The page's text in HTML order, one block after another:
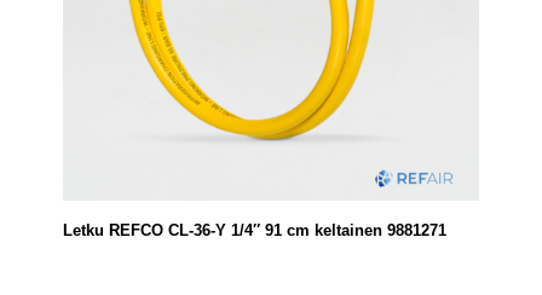
Letku REFCO CL-36-Y 1/4″ 91 cm keltainen 9881271